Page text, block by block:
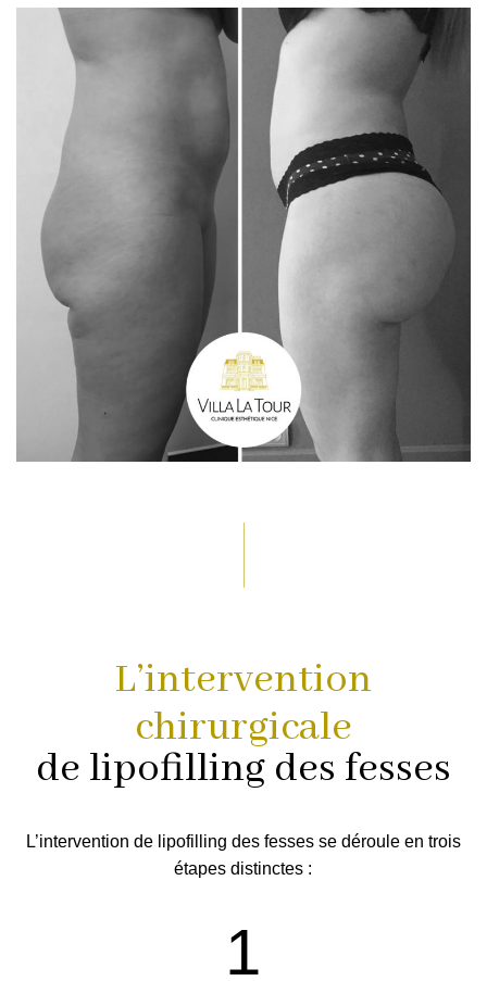
L’intervention
chirurgicale
de lipofilling des fesses
L’intervention de lipofilling des fesses se déroule en trois
étapes distinctes :
1